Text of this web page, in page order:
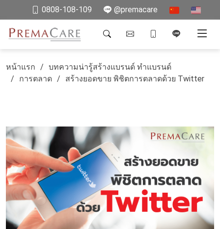
0808-108-109 @premacare
หน้าแรก
บทความน่ารู้สร้างแบรนด์ ทำแบรนด์
การตลาด
สร้างยอดขาย พิชิตการตลาดด้วย Twitter